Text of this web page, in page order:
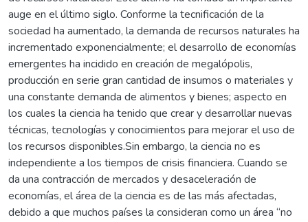
auge en el último siglo. Conforme la tecnificación de la
sociedad ha aumentado, la demanda de recursos naturales ha
incrementado exponencialmente; el desarrollo de economías
emergentes ha incidido en creación de megalópolis,
producción en serie gran cantidad de insumos o materiales y
una constante demanda de alimentos y bienes; aspecto en
los cuales la ciencia ha tenido que crear y desarrollar nuevas
técnicas, tecnologías y conocimientos para mejorar el uso de
los recursos disponibles.Sin embargo, la ciencia no es
independiente a los tiempos de crisis financiera. Cuando se
da una contracción de mercados y desaceleración de
economías, el área de la ciencia es de las más afectadas,
debido a que muchos países la consideran como un área “no